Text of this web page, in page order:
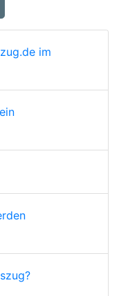
im